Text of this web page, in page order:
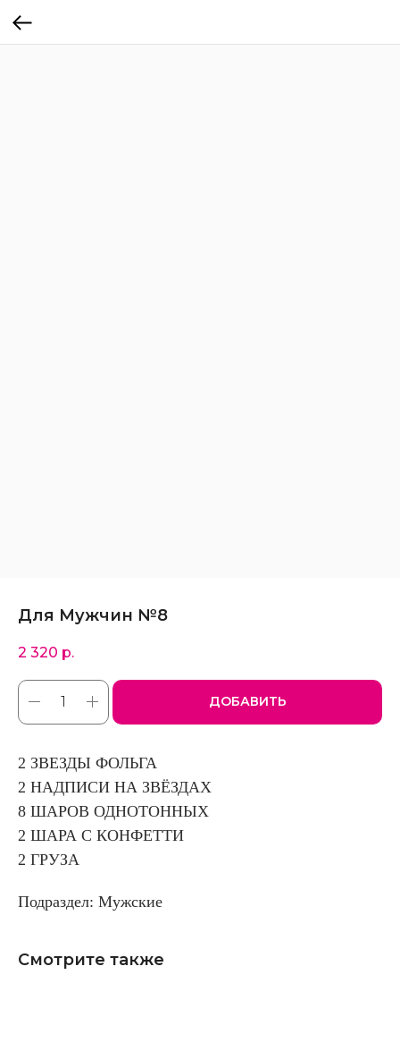
Для Мужчин №8
2 320 р.
ДОБАВИТЬ
2 ЗВЕЗДЫ ФОЛЬГА
2 НАДПИСИ НА ЗВЁЗДАХ
8 ШАРОВ ОДНОТОННЫХ
2 ШАРА С КОНФЕТТИ
2 ГРУЗА
Подраздел: Мужские
Смотрите также